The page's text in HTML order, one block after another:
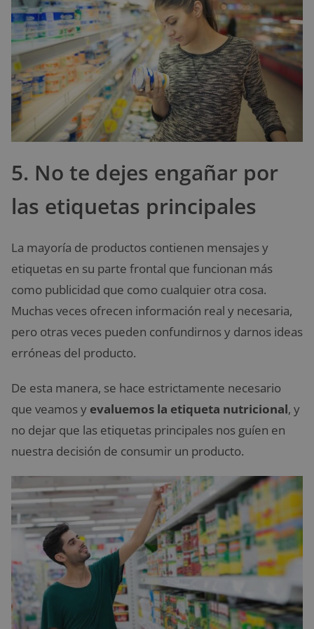
5. No te dejes engañar por
las etiquetas principales
La mayoría de productos contienen mensajes y
etiquetas en su parte frontal que funcionan más
como publicidad que como cualquier otra cosa.
Muchas veces ofrecen información real y necesaria,
pero otras veces pueden confundirnos y darnos ideas
erróneas del producto.
De esta manera, se hace estrictamente necesario
que veamos y evaluemos la etiqueta nutricional, y
no dejar que las etiquetas principales nos guíen en
nuestra decisión de consumir un producto.